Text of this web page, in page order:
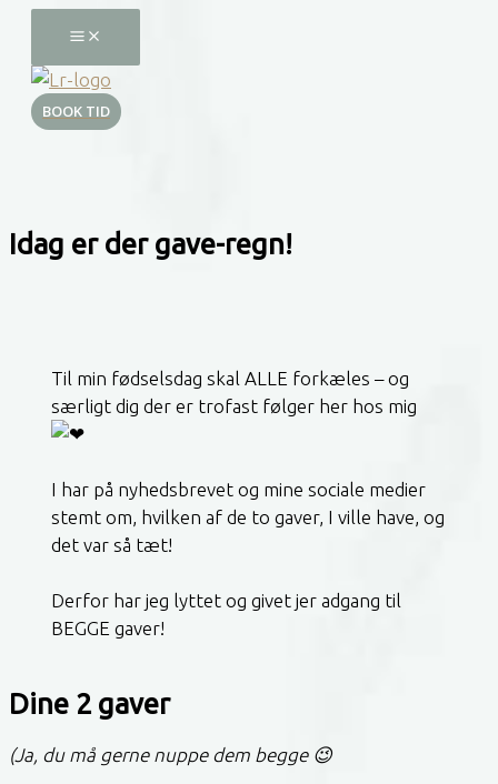
indholdet
BOOK TID
Idag er der gave-regn!
Til min fødselsdag skal ALLE forkæles – og
særligt dig der er trofast følger her hos mig
I har på nyhedsbrevet og mine sociale medier
stemt om, hvilken af de to gaver, I ville have, og
det var så tæt!
Derfor har jeg lyttet og givet jer adgang til
BEGGE gaver!
Dine 2 gaver
(Ja, du må gerne nuppe dem begge 😉